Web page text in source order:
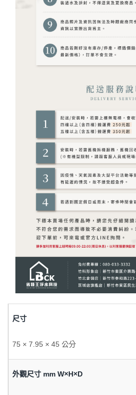
尺寸
75 × 7.95 × 45 公分
外觀尺寸 mm W×H×D